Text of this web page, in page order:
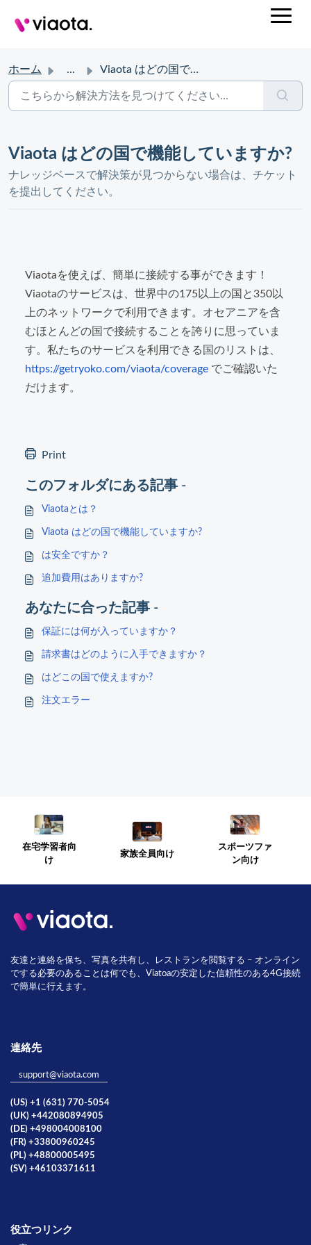
ホーム ... Viaota はどの国で機能していますか?
Viaota はどの国で機能していますか?
ナレッジベースで解決策が見つからない場合は、チケット
を提出してください。
Viaotaを使えば、簡単に接続する事ができます！
Viaotaのサービスは、世界中の175以上の国と350以
上のネットワークで利用できます。オセアニアを含
むほとんどの国で接続することを誇りに思っていま
す。私たちのサービスを利用できる国のリストは、
https://getryoko.com/viaota/coverage でご確認いた
だけます。
Print
このフォルダにある記事 -
Viaotaとは？
Viaota はどの国で機能していますか?
は安全ですか？
追加費用はありますか?
あなたに合った記事 -
保証には何が入っていますか？
請求書はどのように入手できますか？
はどこの国で使えますか?
注文エラー
在宅学習者向
け
家族全員向け
スポーツファ
ン向け
友達と連絡を保ち、写真を共有し、レストランを閲覧する – オンライン
でする必要のあることは何でも、Viatoaの安定した信頼性のある4G接続
で簡単に行えます。
連絡先
support@viaota.com
(US) +1 (631) 770-5054
(UK) +442080894905
(DE) +498004008100
(FR) +33800960245
(PL) +48800005495
(SV) +46103371611
役立つリンク